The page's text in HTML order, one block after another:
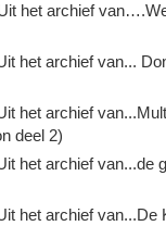
het archief
het archief van...
het archief
deel 2)
het archief van...de
het archief van...De